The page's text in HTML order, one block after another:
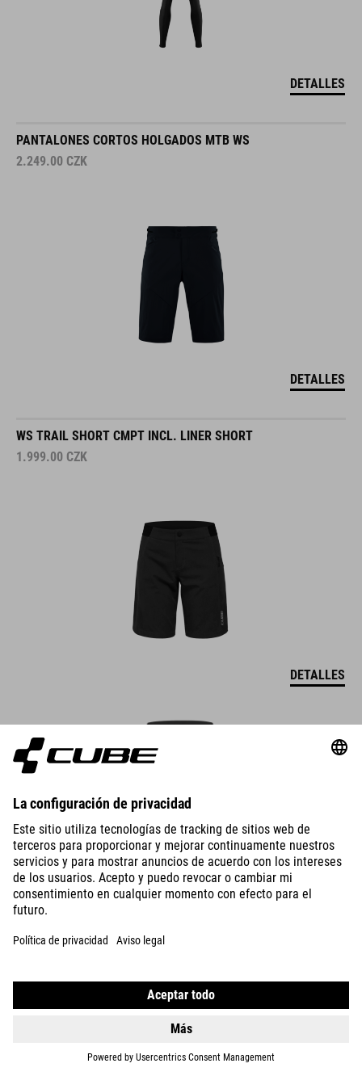
DETALLES
PANTALONES CORTOS HOLGADOS MTB WS
2.249.00 CZK
DETALLES
WS TRAIL SHORT CMPT INCL. LINER SHORT
1.999.00 CZK
DETALLES
PANTALONES CORTOS DE TRAIL WS CMPT